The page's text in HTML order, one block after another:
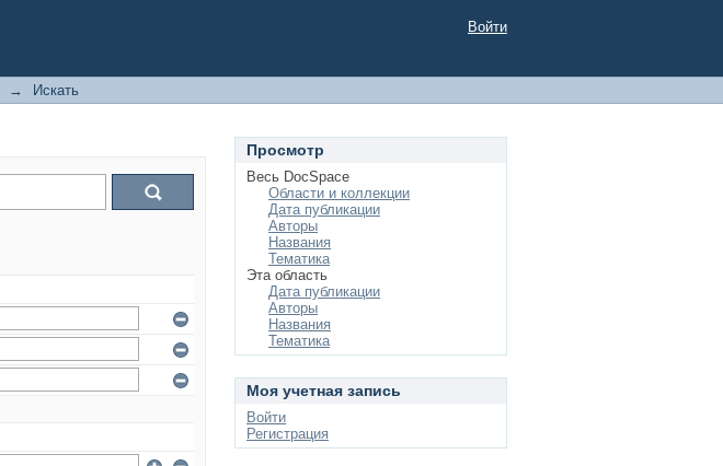
Войти
→ Искать
Просмотр
Весь DocSpace
Области и коллекции
Дата публикации
Авторы
Названия
Тематика
Эта область
Дата публикации
Авторы
Названия
Тематика
Моя учетная запись
Войти
Регистрация